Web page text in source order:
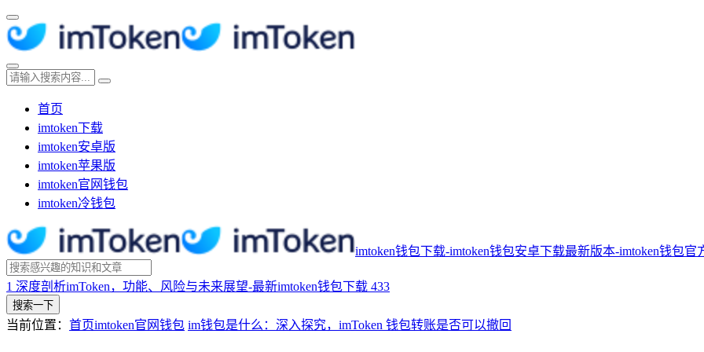
首页
imtoken下载
imtoken安卓版
imtoken苹果版
imtoken官网钱包
imtoken冷钱包
imtoken钱包下载-imtoken钱包安卓下载最新版本-imtoken钱包官
1 深度剖析imToken，功能、风险与未来展望-最新imtoken钱包下载 433
搜索一下
当前位置： 首页imtoken官网钱包 im钱包是什么：深入探究，imToken 钱包转账是否可以撤回